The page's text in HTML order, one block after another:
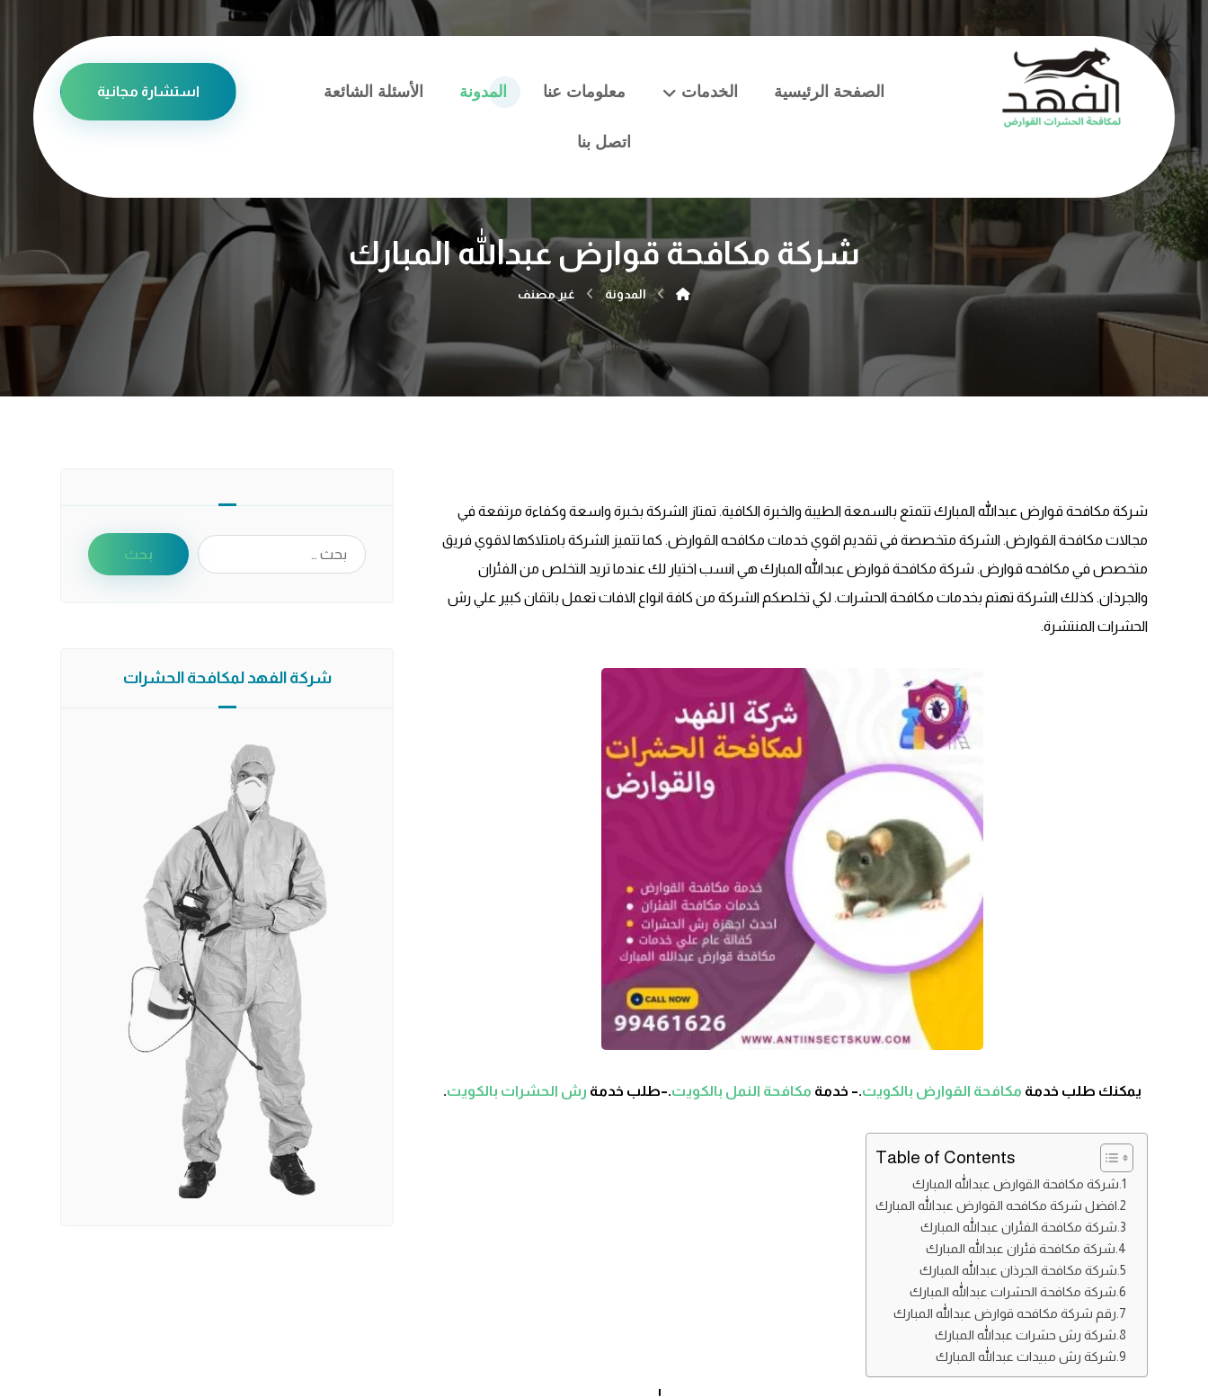
الصفحة الرئيسية الخدمات معلومات عنا المدونة الأسئلة الشائعة
اتصل بنا
استشارة مجانية
شركة مكافحة قوارض عبدالله المبارك
المدونة غير مصنف
شركة مكافحة قوارض عبدالله المبارك تتمتع بالسمعة الطيبة والخبرة الكافية. تمتاز الشركة بخبرة واسعة وكفاءة مرتفعة في
مجالات مكافحة القوارض. الشركة متخصصة في تقديم اقوي خدمات مكافحه القوارض. كما تتميز الشركة بامتلاكها لاقوي فريق
متخصص في مكافحه قوارض. شركة مكافحة قوارض عبدالله المبارك هي انسب اختيار لك عندما تريد التخلص من الفئران
والجرذان. كذلك الشركة تهتم بخدمات مكافحة الحشرات. لكي تخلصكم الشركة من كافة انواع الافات تعمل باتقان كبير علي رش
الحشرات المنتشرة.
يمكنك طلب خدمة مكافحة القوارض بالكويت.– خدمة مكافحة النمل بالكويت.–طلب خدمة رش الحشرات بالكويت.
Table of Contents
شركة مكافحة القوارض عبدالله المبارك
افضل شركة مكافحه القوارض عبدالله المبارك
شركة مكافحة الفئران عبدالله المبارك
شركة مكافحة فئران عبدالله المبارك
شركة مكافحة الجرذان عبدالله المبارك
شركة مكافحة الحشرات عبدالله المبارك
رقم شركة مكافحه قوارض عبدالله المبارك
شركة رش حشرات عبدالله المبارك
شركة رش مبيدات عبدالله المبارك
شركة الفهد لمكافحة الحشرات